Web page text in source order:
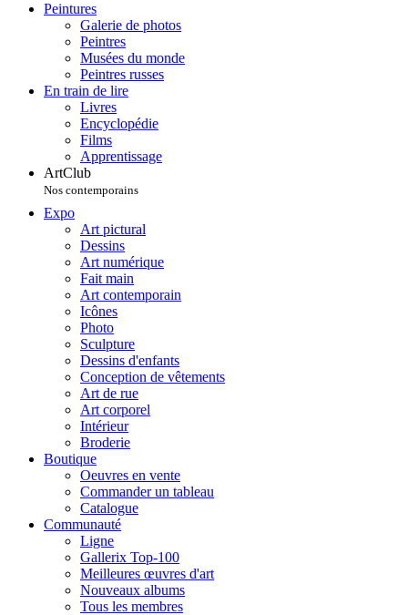
Peintures
Galerie de photos
Peintres
Musées du monde
Peintres russes
En train de lire
Livres
Encyclopédie
Films
Apprentissage
ArtClub
Nos contemporains
Expo
Art pictural
Dessins
Art numérique
Fait main
Art contemporain
Icônes
Photo
Sculpture
Dessins d'enfants
Conception de vêtements
Art de rue
Art corporel
Intérieur
Broderie
Boutique
Oeuvres en vente
Commander un tableau
Catalogue
Communauté
Ligne
Gallerix Top-100
Meilleures œuvres d'art
Nouveaux albums
Tous les membres